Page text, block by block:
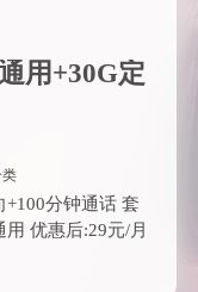
用+30G定
+100分钟通话 套
优惠后:29元/月